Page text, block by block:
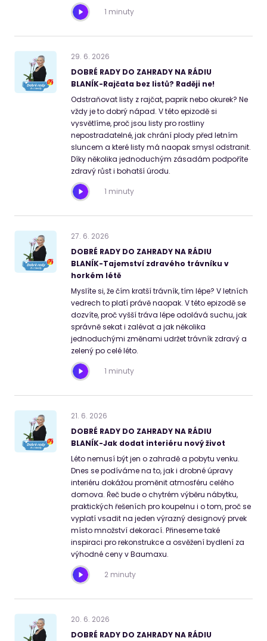
1 minuty
29. 6. 2026
DOBRÉ RADY DO ZAHRADY NA RÁDIU
BLANÍK-Rajčata bez listů? Raději ne!
Odstraňovat listy z rajčat, paprik nebo okurek? Ne
vždy je to dobrý nápad. V této epizodě si
vysvětlíme, proč jsou listy pro rostliny
nepostradatelné, jak chrání plody před letním
sluncem a které listy má naopak smysl odstranit.
Díky několika jednoduchým zásadám podpoříte
zdravý růst i bohatší úrodu.
1 minuty
27. 6. 2026
DOBRÉ RADY DO ZAHRADY NA RÁDIU
BLANÍK-Tajemství zdravého trávníku v
horkém létě
Myslíte si, že čím kratší trávník, tím lépe? V letních
vedrech to platí právě naopak. V této epizodě se
dozvíte, proč vyšší tráva lépe odolává suchu, jak
správně sekat i zalévat a jak několika
jednoduchými změnami udržet trávník zdravý a
zelený po celé léto.
1 minuty
21. 6. 2026
DOBRÉ RADY DO ZAHRADY NA RÁDIU
BLANÍK-Jak dodat interiéru nový život
Léto nemusí být jen o zahradě a pobytu venku.
Dnes se podíváme na to, jak i drobné úpravy
interiéru dokážou proměnit atmosféru celého
domova. Řeč bude o chytrém výběru nábytku,
praktických řešeních pro koupelnu i o tom, proč se
vyplatí vsadit na jeden výrazný designový prvek
místo množství dekorací. Přineseme také
inspiraci pro rekonstrukce a osvěžení bydlení za
výhodné ceny v Baumaxu.
2 minuty
20. 6. 2026
DOBRÉ RADY DO ZAHRADY NA RÁDIU